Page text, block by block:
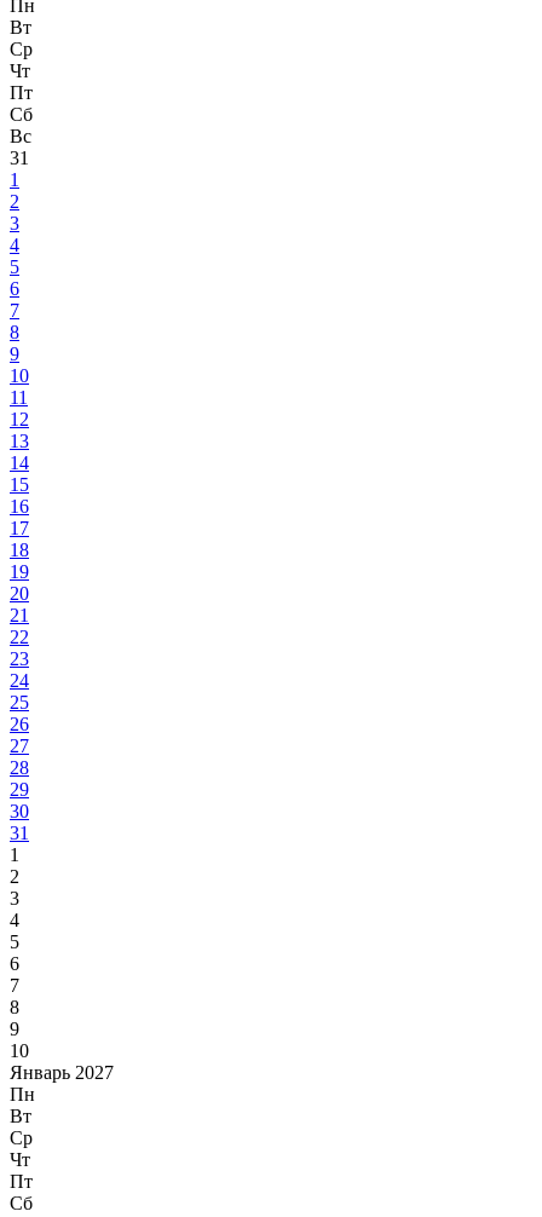
Пн
Вт
Ср
Чт
Пт
Сб
Вс
31
1
2
3
4
5
6
7
8
9
10
11
12
13
14
15
16
17
18
19
20
21
22
23
24
25
26
27
28
29
30
31
1
2
3
4
5
6
7
8
9
10
Январь 2027
Пн
Вт
Ср
Чт
Пт
Сб